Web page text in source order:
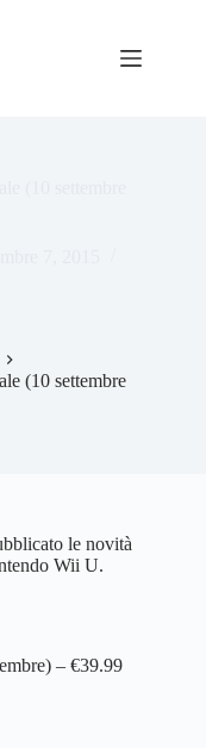
(10 settembre
le novità
Wii U.
– €39.99